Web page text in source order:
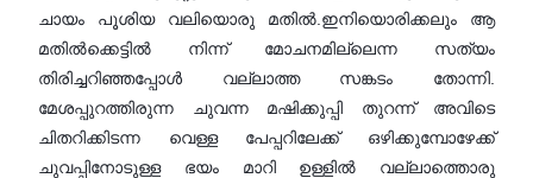
ചായം പൂശിയ വലിയൊരു മതിൽ.ഇനിയൊരിക്കലും ആ
മതിൽക്കെട്ടിൽ നിന്ന് മോചനമില്ലെന്ന സത്യം
തിരിച്ചറിഞ്ഞപ്പോൾ വല്ലാത്ത സങ്കടം തോന്നി.
മേശപ്പുറത്തിരുന്ന ചുവന്ന മഷിക്കുപ്പി തുറന്ന് അവിടെ
ചിതറിക്കിടന്ന വെള്ള പേപ്പറിലേക്ക് ഒഴിക്കുമ്പോഴേക്ക്
ചുവപ്പിനോടുള്ള ഭയം മാറി ഉള്ളിൽ വല്ലാത്തൊരു